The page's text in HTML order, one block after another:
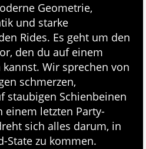
Geometrie,
und starke
Rides. Es geht um den
den du auf einem
Wir sprechen von
schmerzen,
staubigen Schienbeinen
einem letzten Party-
sich alles darum, in
State zu kommen.